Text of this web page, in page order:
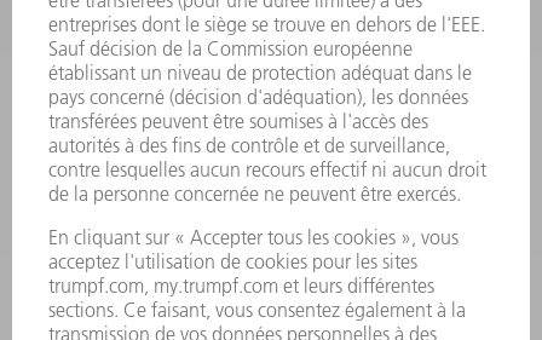
LOGICIEL
SERVICES
APPLICATIONS
SECTEURS D'ACTIVITÉ
ENTREPRISE
CARRIÈRE
OFFRES D'EMPLOI
PROFIL DE L'ENTREPRISE
CONSEIL D'ADMINISTRATION
RAPPORT ANNUEL
PRINCIPES FONDAMENTAUX DE L'ENTREPRISE
CONFORMITÉ
SYSTÈME D'ALERTE
SÉCURITÉ